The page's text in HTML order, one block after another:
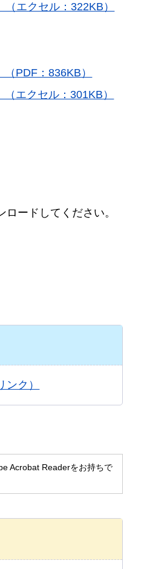
エクセル：322KB）
PDF：836KB）
エクセル：301KB）
ードしてください。
ク）
Acrobat Readerをお持ちで